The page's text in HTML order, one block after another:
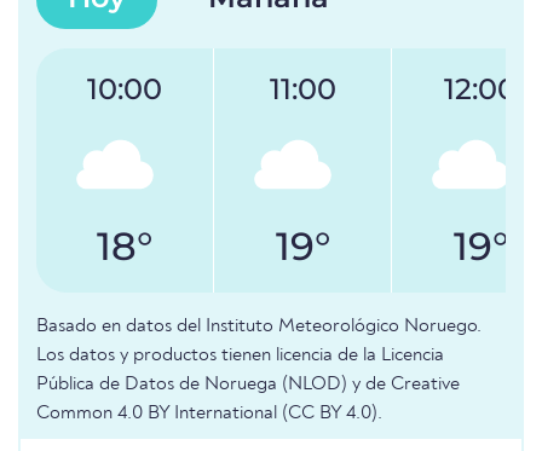
10:00
18°
11:00
19°
12:00
19°
Basado en datos del Instituto Meteorológico Noruego.
Los datos y productos tienen licencia de la Licencia
Pública de Datos de Noruega (NLOD) y de Creative
Common 4.0 BY International (CC BY 4.0).